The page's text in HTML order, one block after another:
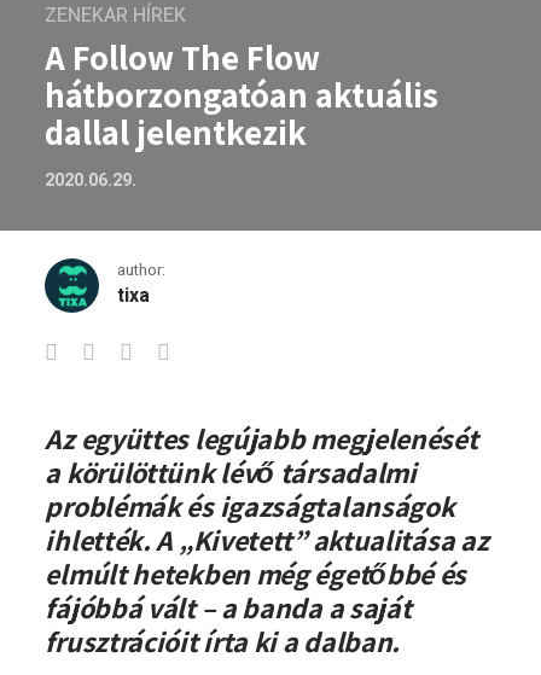
ZENEKAR HÍREK
A Follow The Flow
hátborzongatóan aktuális
dallal jelentkezik
2020.06.29.
author:
tixa
A Follow The Flow hátborzongatóan
Az együttes legújabb megjelenését
a körülöttünk lévő társadalmi
problémák és igazságtalanságok
ihlették. A „Kivetett” aktualitása az
elmúlt hetekben még égetőbbé és
fájóbbá vált – a banda a saját
frusztrációit írta ki a dalban.